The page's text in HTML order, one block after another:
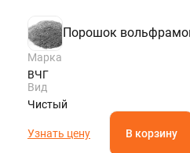
Порошок
Марка
ВЧГ
Вид
Чистый
Узнать цену В корзину